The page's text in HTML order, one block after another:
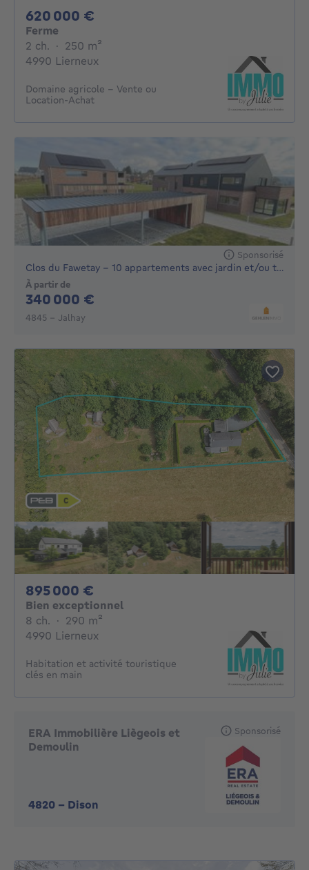
620 000 €
Ferme
2 ch. 2 chambres
· 250 m²
4990 Lierneux
Domaine agricole – Vente ou
Location-Achat
Sponsorisé
Clos du Fawetay - 10 appartements avec jardin et/ou terrasse
À partir de
340 000 €
4845 - Jalhay
895 000 €
Bien exceptionnel
8 ch. 8 chambres
· 290 m²
4990 Lierneux
Habitation et activité touristique
clés en main
ERA Immobilière Liègeois et
Demoulin
4820 - Dison
Sponsorisé